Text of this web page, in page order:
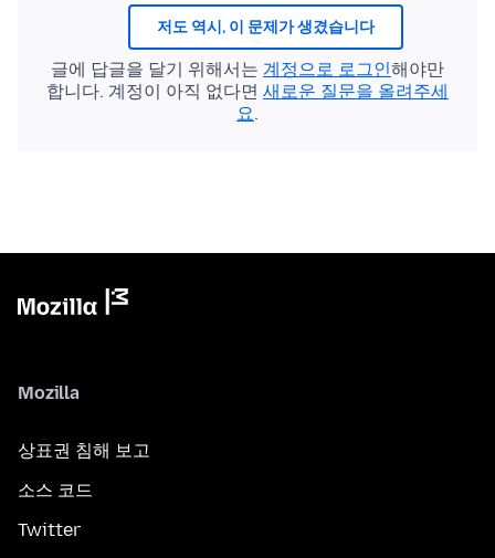
저도 역시, 이 문제가 생겼습니다
글에 답글을 달기 위해서는 계정으로 로그인해야만
합니다. 계정이 아직 없다면 새로운 질문을 올려주세
요.
Mozilla
상표권 침해 보고
소스 코드
Twitter